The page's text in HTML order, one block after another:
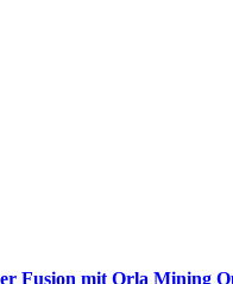
Fusion mit Orla Mining